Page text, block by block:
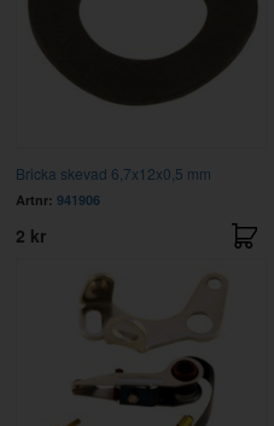
Bricka skevad 6,7x12x0,5 mm
Artnr: 941906
2 kr